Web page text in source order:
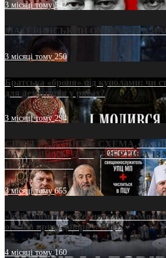
3 місяці тому542
МАТЕРИНСЬКИЙ ОМОРФОР В
3 місяці тому250
Братська «броня» під куполами: чи
для дезертирів у рясах?
3 місяці тому294
СВЯТІ УХИЛЯНТИ: СХЕМА, ЯК
НА «ОФШОР» ДЛЯ ДЕЗЕРТИРА
ПАТРІАРХАТУ
3 місяці тому655
«Кейс Тихона» у Тернополі: як
оголив кризу довіри в ПЦУ
4 місяці тому160